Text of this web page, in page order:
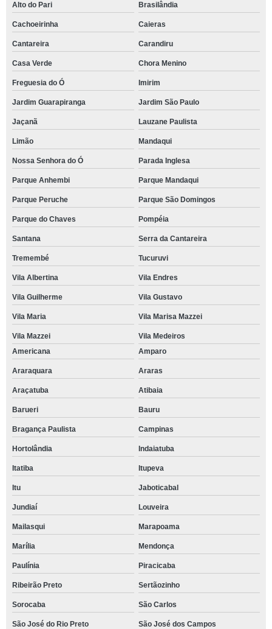
Alto do Pari
Brasilândia
Cachoeirinha Caieras
Cantareira Carandiru
Casa Verde Chora Menino
Freguesia do Ó Imirim
Jardim Guarapiranga Jardim São Paulo
Jaçanã Lauzane Paulista
Limão Mandaqui
Nossa Senhora do Ó Parada Inglesa
Parque Anhembi Parque Mandaqui
Parque Peruche Parque São Domingos
Parque do Chaves Pompéia
Santana Serra da Cantareira
Tremembé Tucuruvi
Vila Albertina Vila Endres
Vila Guilherme Vila Gustavo
Vila Maria Vila Marisa Mazzei
Vila Mazzei
Vila Medeiros
Americana
Amparo
Araraquara Araras
Araçatuba Atibaia
Barueri Bauru
Bragança Paulista Campinas
Hortolândia Indaiatuba
Itatiba Itupeva
Itu Jaboticabal
Jundiaí Louveira
Mailasqui Marapoama
Marília Mendonça
Paulínia Piracicaba
Ribeirão Preto Sertãozinho
Sorocaba São Carlos
São José do Rio Preto São José dos Campos